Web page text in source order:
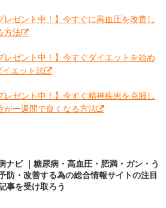
ゼント中！】今すぐに高血圧を改善し
方法
ゼント中！】今すぐダイエットを始め
イエット法
ゼント中！】今すぐ精神疾患を克服し
が一週間で良くなる方法
ナビ ｜糖尿病・高血圧・肥満・ガン・う
防・改善する為の総合情報サイトの注目
事を受け取ろう